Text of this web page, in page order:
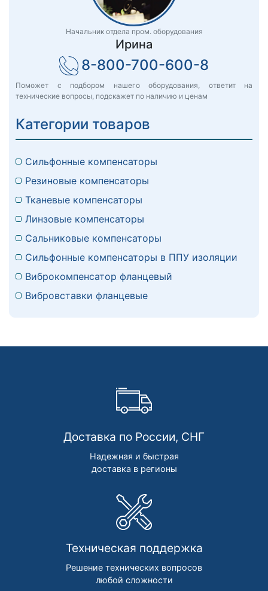
Начальник отдела пром. оборудования
Ирина
8-800-700-600-8
Поможет с подбором нашего оборудования, ответит на
технические вопросы, подскажет по наличию и ценам
Категории товаров
Сильфонные компенсаторы
Резиновые компенсаторы
Тканевые компенсаторы
Линзовые компенсаторы
Сальниковые компенсаторы
Сильфонные компенсаторы в ППУ изоляции
Виброкомпенсатор фланцевый
Вибровставки фланцевые
Доставка по России, СНГ
Надежная и быстрая
доставка в регионы
Техническая поддержка
Решение технических вопросов
любой сложности